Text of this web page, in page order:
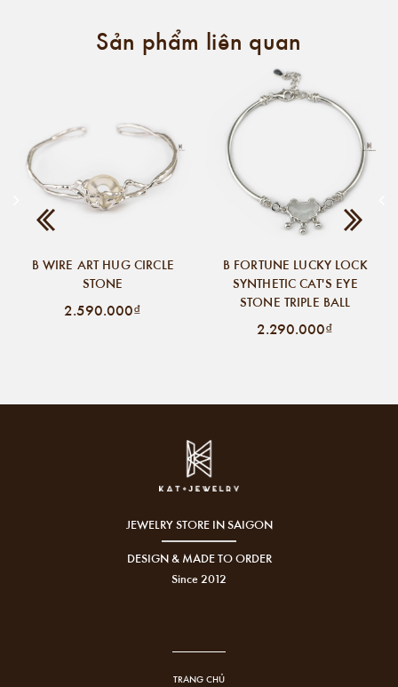
Sản phẩm liên quan
B WIRE ART HUG CIRCLE
STONE
2.590.000₫
B FORTUNE LUCKY LOCK
SYNTHETIC CAT'S EYE
STONE TRIPLE BALL
2.290.000₫
JEWELRY STORE IN SAIGON
DESIGN & MADE TO ORDER
Since 2012
TRANG CHỦ